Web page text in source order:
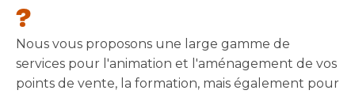
?
Nous vous proposons une large gamme de
services pour l'animation et l'aménagement de vos
points de vente, la formation, mais également pour